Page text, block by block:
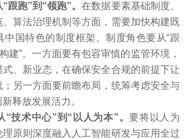
跟跑”到“领跑”。在数据要素基础制度、
、算法治理机制等方面，需要加快构建既
中国特色的制度框架。制度角色要从“跟
建”。一方面要有包容审慎的监管环境，
、新业态，在确保安全合规的前提下让
另一方面要前瞻布局，统筹考虑安全与
释放发展活力。
“技术中心”到“以人为本”。要将以人为
原则深度融入人工智能研发与应用全过